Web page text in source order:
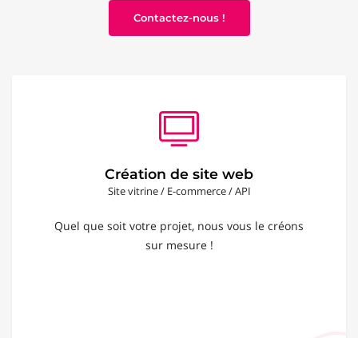
Contactez-nous !
Création de site web
Site vitrine / E-commerce / API
Quel que soit votre projet, nous vous le créons
sur mesure !